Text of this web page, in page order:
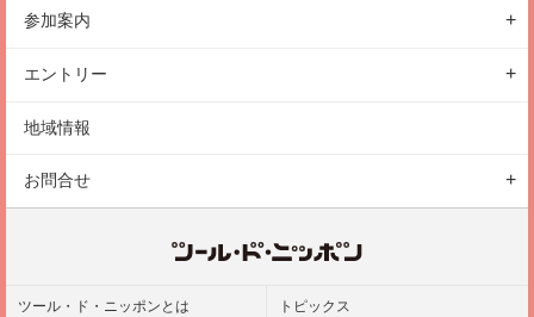
イベント
ギャラリー
アクセス
エンデューロ
保険
参加案内
参加前のご案内
エントリー
エントリーの手続き
地域情報
お問合せ
ツール・ド・ニッポンとは トピックス